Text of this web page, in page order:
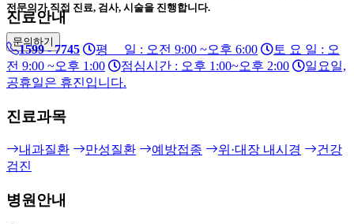
전문의가 직접 진료, 검사, 시술을 진행합니다.
문의하기
진료안내
1599 - 7745 평 일 : 오전 9:00 ~오후 6:00
토 요 일 : 오
전 9:00 ~오후 1:00
점심시간 : 오후 1:00~오후 2:00
일요일,
공휴일은 휴진입니다.
진료과목
내과질환 만성질환 예방접종 위·대장 내시경
건강
검진
병원안내